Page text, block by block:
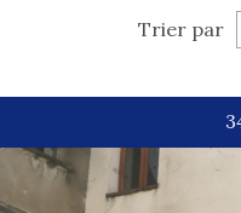
×Appartement
Trier par